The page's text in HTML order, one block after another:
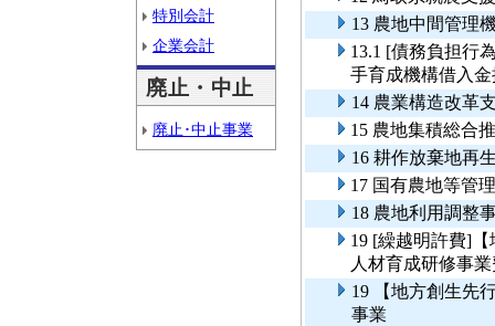
特別会計
企業会計
廃止・中止
廃止･中止事業
13 農地中間管理
13.1 [債務負担行
手育成機構借入
14 農業構造改革
15 農地集積総合
16 耕作放棄地再
17 国有農地等管
18 農地利用調整
19 [繰越明許費]
人材育成研修事
19 【地方創生先
事業